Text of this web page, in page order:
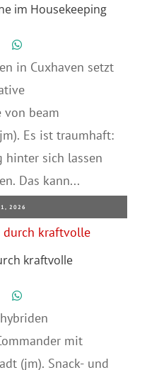
im Housekeeping
in Cuxhaven setzt
von beam
Es ist traumhaft:
hinter sich lassen
Das kann...
2026
kraftvolle
mit
(jm). Snack- und